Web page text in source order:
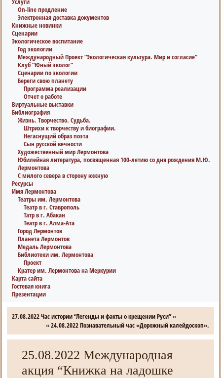
On-line продление
Электронная доставка документов
Книжные новинки
Сценарии
Экологическое воспитание
Год экологии
Международный Проект “Экологическая культура. Мир и согласие”
Клуб “Юный эколог”
Сценарии по экологии
Береги свою планету
Программа реализации
Отчет о работе
Виртуальные выставки
Библиография
Жизнь. Творчество. Судьба.
Штрихи к творчеству и биографии.
Негаснущий образ поэта
Сын русской вечности
Художественный мир Лермонтова
Юбилейная литература, посвященная 100-летию со дня рождения М.Ю.
Лермонтова
С милого севера в сторону южную
Ресурсы
Имя Лермонтова
Театры им. Лермонтова
Театр в г. Ставрополь
Татр в г. Абакан
Театр в г. Алма-Ата
Город Лермонтов
Планета Лермонтов
Медаль Лермонтова
Библиотеки им. Лермонтова
Проект
Кратер им. Лермонтова на Меркурии
Карта сайта
Гостевая книга
Презентации
27.08.2022 Час истории “Легенды и факты о крещении Руси”»
«24.08.2022 Познавательный час «Дорожный калейдоскоп».
25.08.2022 Международная
акция “Книжка на ладошке